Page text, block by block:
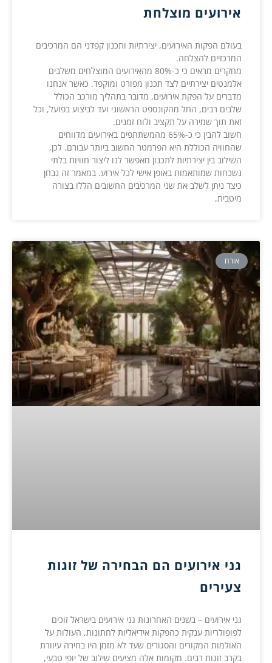
אירועים מוצלחת
בעולם הפקות האירועים, יצירתיות ותכנון קפדני הם המרכיבים
המרכזיים להצלחה.
מחקרים מראים כי כ-80% מהאירועים המוצלחים משלבים
אלמנטים יצירתיים לצד תכנון מפורט ומוקפד. כאשר אנחנו
מדברים על הפקת אירועים, מדובר בתהליך מורכב הכולל
שלבים רבים, החל מהקונספט הראשוני ועד לביצוע בפועל, וכל
זאת תוך שמירה על תקציב ולוח זמנים.
חשוב להבין כי כ-65% מהמשתתפים באירועים מדווחים
שהחוויה הכוללת היא הפרמטר החשוב ביותר עבורם. לכן,
השילוב בין יצירתיות לתכנון מאפשר לנו ליצור חוויות בלתי
נשכחות שמותאמות באופן אישי לכל אירוע. במאמר זה נבחן
כיצד ניתן לשלב את שני המרכיבים החשובים הללו בצורה
מיטבית,
אורח
גני אירועים הם הבחירה של זוגות
צעירים
גני אירועים – בשנים האחרונות גני אירועים בישראל זוכים
לפופולריות ענקית כהפקות אידיאליות לחתונות, העולות על
האולמות המקורים והסגורים שעד לא מזמן היו בחירה עיוורת
בקרב זוגות רבים. מקומות אלה מציעים שילוב של יופי טבעי,